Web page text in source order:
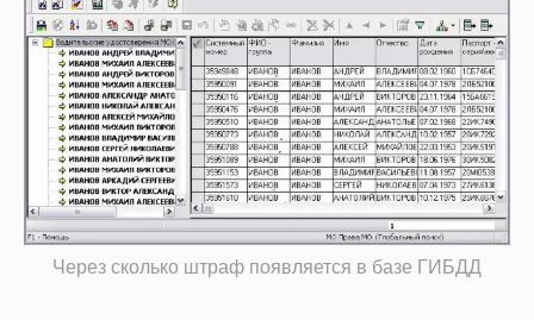
Через сколько штраф появляется в базе ГИБДД